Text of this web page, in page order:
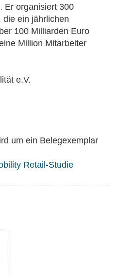
Er organisiert 300
die ein jährlichen
100 Milliarden Euro
Million Mitarbeiter
e.V.
um ein Belegexemplar
Retail-Studie